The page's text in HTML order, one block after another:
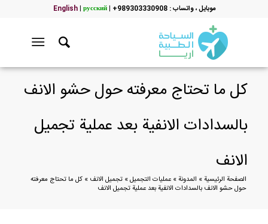
موبایل ، واتساب : 989303330908+ |
English| русский
كل ما تحتاج معرفته حول حشو الانف
بالسدادات الانفية بعد عملية تجميل
الانف
الصفحة الرئيسية» المدونة» عمليات التجميل» تجميل الانف » كل ما تحتاج معرفته
حول حشو الانف بالسدادات الانفية بعد عملية تجميل الانف